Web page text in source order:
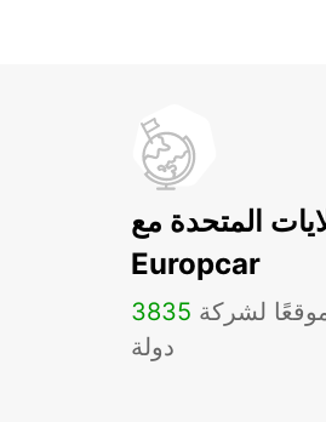
المتحدة مع
Europcar
3835
دولة